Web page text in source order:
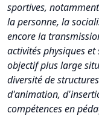
sportives,
la personne, la
encore la
activités physiques
objectif plus large
diversité de
d'animation,
compétences en